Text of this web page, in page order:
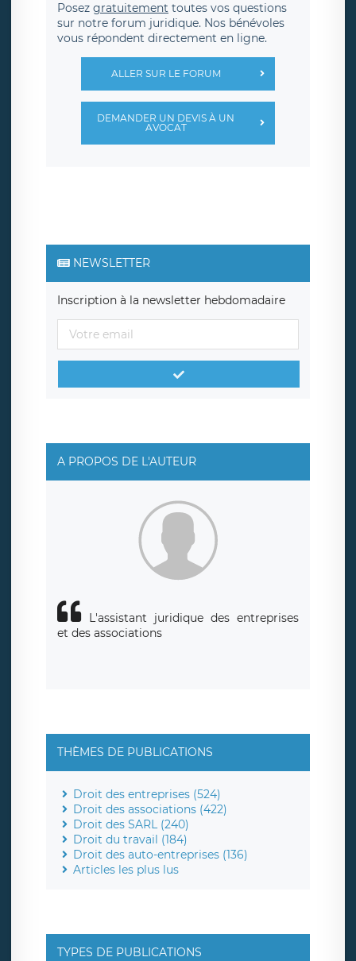
Posez gratuitement toutes vos questions
sur notre forum juridique. Nos bénévoles
vous répondent directement en ligne.
ALLER SUR LE FORUM
DEMANDER UN DEVIS À UN
AVOCAT
NEWSLETTER
Inscription à la newsletter hebdomadaire
A PROPOS DE L'AUTEUR
L'assistant juridique des entreprises
et des associations
THÈMES DE PUBLICATIONS
Droit des entreprises (524)
Droit des associations (422)
Droit des SARL (240)
Droit du travail (184)
Droit des auto-entreprises (136)
Articles les plus lus
TYPES DE PUBLICATIONS